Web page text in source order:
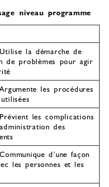
niveau programme
la démarche de
de problèmes pour agir
les procédures
les complications
des
d’une façon
les personnes et les